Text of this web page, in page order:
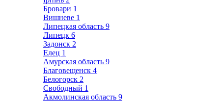
Бровари 1
Вишневе 1
Липецкая область 9
Липецк 6
Задонск 2
Елец 1
Амурская область 9
Благовещенск 4
Белогорск 2
Свободный 1
Акмолинская область 9